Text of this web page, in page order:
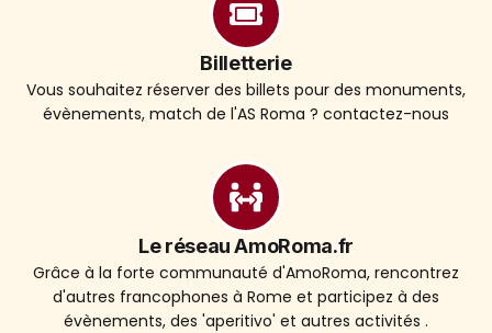
Billetterie
Vous souhaitez réserver des billets pour des monuments,
évènements, match de l'AS Roma ? contactez-nous
Le réseau AmoRoma.fr
Grâce à la forte communauté d'AmoRoma, rencontrez
d'autres francophones à Rome et participez à des
évènements, des 'aperitivo' et autres activités .